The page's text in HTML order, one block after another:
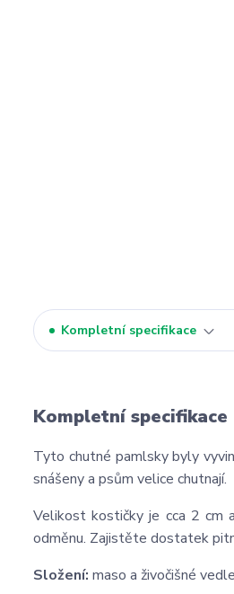
Kompletní specifikace
Kompletní specifikace
Tyto chutné pamlsky byly
snášeny a psům velice chutnají.
Velikost kostičky je cca 2 cm
odměnu. Zajistěte dostatek
Složení: maso a živočišné